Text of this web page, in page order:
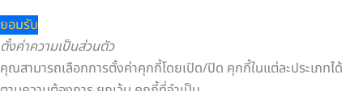
ยอมรับ
ตั้งค่าความเป็นส่วนตัว
คุณสามารถเลือกการตั้งค่าคุกกี้โดยเปิด/ปิด คุกกี้ในแต่ละประเภทได้